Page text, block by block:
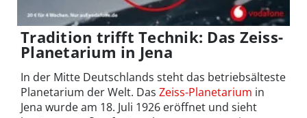
Tradition trifft Technik: Das Zeiss-
Planetarium in Jena
In der Mitte Deutschlands steht das betriebsälteste
Planetarium der Welt. Das Zeiss-Planetarium in
Jena wurde am 18. Juli 1926 eröffnet und sieht